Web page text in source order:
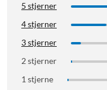
5 stjerner
4 stjerner
3 stjerner
2 stjerner
1 stjerne